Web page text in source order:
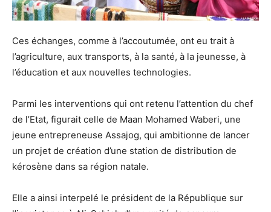
Ces échanges, comme à l’accoutumée, ont eu trait à
l’agriculture, aux transports, à la santé, à la jeunesse, à
l’éducation et aux nouvelles technologies.
Parmi les interventions qui ont retenu l’attention du chef
de l’Etat, figurait celle de Maan Mohamed Waberi, une
jeune entrepreneuse Assajog, qui ambitionne de lancer
un projet de création d’une station de distribution de
kérosène dans sa région natale.
Elle a ainsi interpelé le président de la République sur